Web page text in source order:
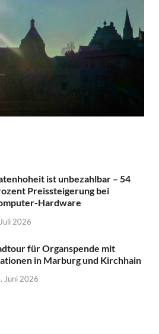
ist unbezahlbar – 54
Preissteigerung bei
Hardware
2026
für Organspende mit
in Marburg und Kirchhain
Juni 2026